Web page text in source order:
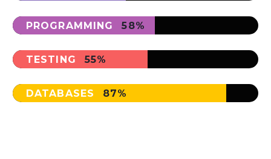
PROGRAMMING 58%
TESTING 55%
DATABASES 87%